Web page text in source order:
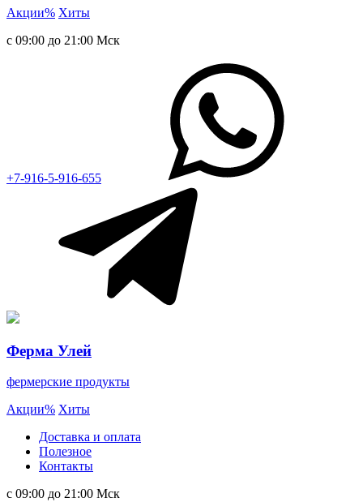
Акции% Хиты
с 09:00 до 21:00 Мск
+7-916-5-916-655
Ферма Улей
фермерские продукты
Акции% Хиты
Доставка и оплата
Полезное
Контакты
с 09:00 до 21:00 Мск